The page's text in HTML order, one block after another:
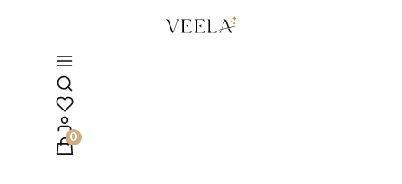
Otwórz wyszukiwarkę
Produkty w koszyku: 0. Zobacz szczegóły